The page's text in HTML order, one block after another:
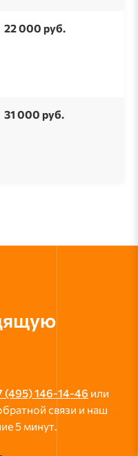
22 000 руб.
31 000 руб.
(495) 146-14-46 или
связи и наш
5 минут.